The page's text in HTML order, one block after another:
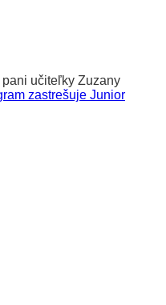
učiteľky Zuzany
zastrešuje Junior